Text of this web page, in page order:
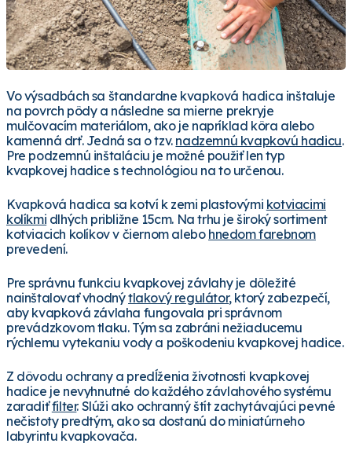
Vo výsadbách sa štandardne kvapková hadica inštaluje
na povrch pôdy a následne sa mierne prekryje
mulčovacím materiálom, ako je napríklad kôra alebo
kamenná drť. Jedná sa o tzv. nadzemnú kvapkovú hadicu.
Pre podzemnú inštaláciu je možné použiť len typ
kvapkovej hadice s technológiou na to určenou.
Kvapková hadica sa kotví k zemi plastovými kotviacimi
kolíkmi dlhých približne 15cm. Na trhu je široký sortiment
kotviacich kolíkov v čiernom alebo hnedom farebnom
prevedení.
Pre správnu funkciu kvapkovej závlahy je dôležité
nainštalovať vhodnýtlakový regulátor, ktorý zabezpečí,
aby kvapková závlaha fungovala pri správnom
prevádzkovom tlaku. Tým sa zabráni nežiaducemu
rýchlemu vytekaniu vody a poškodeniu kvapkovej hadice.
Z dôvodu ochrany a predĺženia životnosti kvapkovej
hadice je nevyhnutné do každého závlahového systému
zaradiťfilter. Slúži ako ochranný štít zachytávajúci pevné
nečistoty predtým, ako sa dostanú do miniatúrneho
labyrintu kvapkovača.